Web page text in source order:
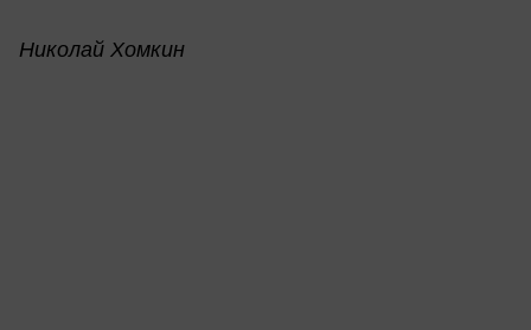
Николай Хомкин